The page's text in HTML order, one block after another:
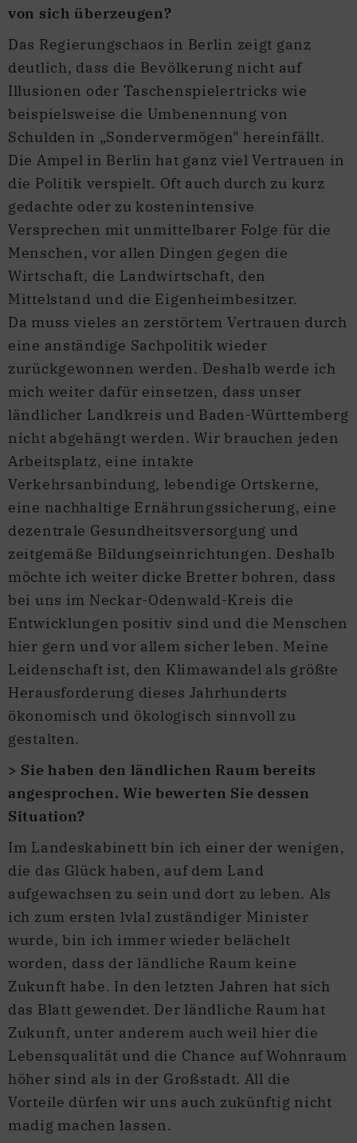
von sich überzeugen?
Das Regierungschaos in Berlin zeigt ganz
deutlich, dass die Bevölkerung nicht auf
Illusionen oder Taschenspielertricks wie
beispielsweise die Umbenennung von
Schulden in „Sondervermögen" hereinfällt.
Die Ampel in Berlin hat ganz viel Vertrauen in
die Politik verspielt. Oft auch durch zu kurz
gedachte oder zu kostenintensive
Versprechen mit unmittelbarer Folge für die
Menschen, vor allen Dingen gegen die
Wirtschaft, die Landwirtschaft, den
Mittelstand und die Eigenheimbesitzer.
Da muss vieles an zerstörtem Vertrauen durch
eine anständige Sachpolitik wieder
zurückgewonnen werden. Deshalb werde ich
mich weiter dafür einsetzen, dass unser
ländlicher Landkreis und Baden-Württemberg
nicht abgehängt werden. Wir brauchen jeden
Arbeitsplatz, eine intakte
Verkehrsanbindung, lebendige Ortskerne,
eine nachhaltige Ernährungssicherung, eine
dezentrale Gesundheitsversorgung und
zeitgemäße Bildungseinrichtungen. Deshalb
möchte ich weiter dicke Bretter bohren, dass
bei uns im Neckar-Odenwald-Kreis die
Entwicklungen positiv sind und die Menschen
hier gern und vor allem sicher leben. Meine
Leidenschaft ist, den Klimawandel als größte
Herausforderung dieses Jahrhunderts
ökonomisch und ökologisch sinnvoll zu
gestalten.
> Sie haben den ländlichen Raum bereits
angesprochen. Wie bewerten Sie dessen
Situation?
Im Landeskabinett bin ich einer der wenigen,
die das Glück haben, auf dem Land
aufgewachsen zu sein und dort zu leben. Als
ich zum ersten lvlal zuständiger Minister
wurde, bin ich immer wieder belächelt
worden, dass der ländliche Raum keine
Zukunft habe. In den letzten Jahren hat sich
das Blatt gewendet. Der ländliche Raum hat
Zukunft, unter anderem auch weil hier die
Lebensqualität und die Chance auf Wohnraum
höher sind als in der Großstadt. All die
Vorteile dürfen wir uns auch zukünftig nicht
madig machen lassen.